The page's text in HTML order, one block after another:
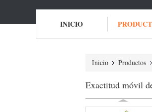
INICIO
Inicio Productos
Exactitud móvil